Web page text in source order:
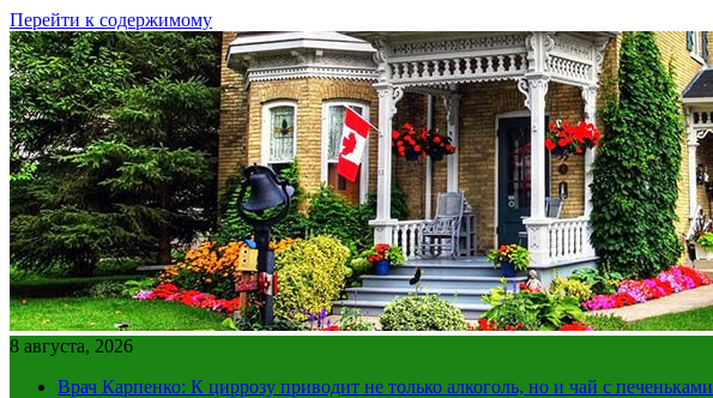
Перейти к содержимому
8 августа, 2026
Врач Карпенко: К циррозу приводит не только алкоголь, но и чай с печеньками